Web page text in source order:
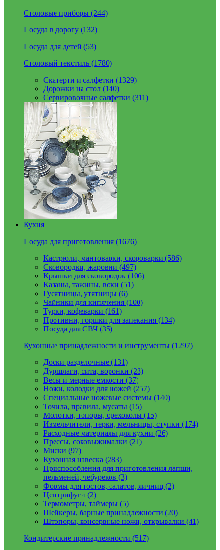
Столовые приборы (244)
Посуда в дорогу (132)
Посуда для детей (53)
Столовый текстиль (1780)
Скатерти и салфетки (1329)
Дорожки на стол (140)
Сервировочные салфетки (311)
Кухня
Посуда для приготовления (1676)
Кастрюли, мантоварки, скороварки (586)
Сковородки, жаровни (497)
Крышки для сковородок (106)
Казаны, тажины, воки (51)
Гусятницы, утятницы (6)
Чайники для кипячения (100)
Турки, кофеварки (161)
Противни, горшки для запекания (134)
Посуда для СВЧ (35)
Кухонные принадлежности и инструменты (1297)
Доски разделочные (131)
Дуршлаги, сита, воронки (28)
Весы и мерные емкости (37)
Ножи, колодки для ножей (257)
Специальные ножевые системы (140)
Точила, правила, мусаты (15)
Молотки, топоры, орехоколы (15)
Измельчители, терки, мельницы, ступки (174)
Расходные материалы для кухни (26)
Прессы, соковыжималки (21)
Миски (97)
Кухонная навеска (283)
Приспособления для приготовления лапши,
пельменей, чебуреков (3)
Формы для тостов, салатов, яичниц (2)
Центрифуги (2)
Термометры, таймеры (5)
Шейкеры, барные принадлежности (20)
Штопоры, консервные ножи, открывалки (41)
Кондитерские принадлежности (517)